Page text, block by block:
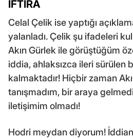
İFTİRA
Celal Çelik ise yaptığı
yalanladı. Çelik şu ifadeleri
Akın Gürlek ile görüştüğüm
iddia, ahlaksızca ileri sürülen
kalmaktadır! Hiçbir zaman
tanışmadım, bir araya
iletişimim olmadı!
Hodri meydan diyorum!